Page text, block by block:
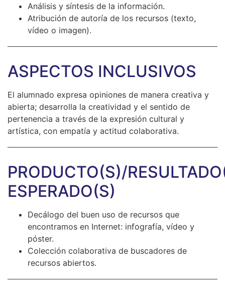
Análisis y síntesis de la información.
Atribución de autoría de los recursos (texto,
vídeo o imagen).
ASPECTOS INCLUSIVOS
El alumnado expresa opiniones de manera creativa y
abierta; desarrolla la creatividad y el sentido de
pertenencia a través de la expresión cultural y
artística, con empatía y actitud colaborativa.
PRODUCTO(S)/
ESPERADO(S)
Decálogo del buen uso de recursos que
encontramos en Internet: infografía, vídeo y
póster.
Colección colaborativa de buscadores de
recursos abiertos.